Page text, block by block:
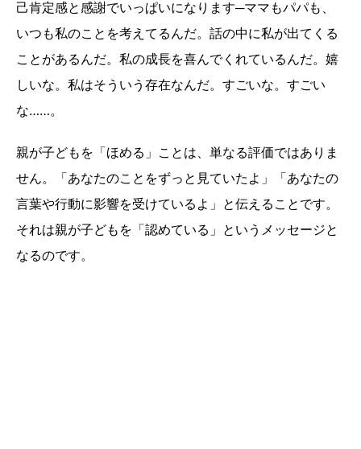
己肯定感と感謝でいっぱいになります─ママもパパも、
いつも私のことを考えてるんだ。話の中に私が出てくる
ことがあるんだ。私の成長を喜んでくれているんだ。嬉
しいな。私はそういう存在なんだ。すごいな。すごい
な……。
親が子どもを「ほめる」ことは、単なる評価ではありま
せん。「あなたのことをずっと見ていたよ」「あなたの
言葉や行動に影響を受けているよ」と伝えることです。
それは親が子どもを「認めている」というメッセージと
なるのです。